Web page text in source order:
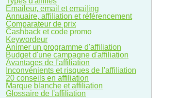
Emaileur, email et emailing
Annuaire, affiliation et référencement
Comparateur de prix
Cashback et code promo
Keywordeur
Animer un programme d'affiliation
Budget d'une campagne d'affiliation
Avantages de l'affiliation
Inconvénients et risques de l'affiliation
20 conseils en affiliation
Marque blanche et affiliation
Glossaire de l'affiliation